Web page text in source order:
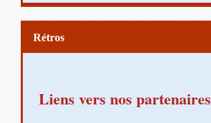
Rétros
Liens vers nos partenaires